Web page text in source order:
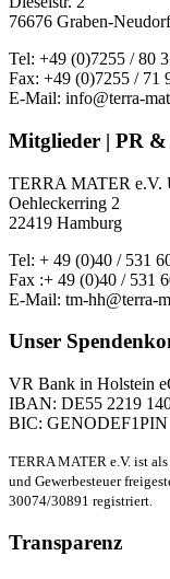
76676 Graben-Neudorf
Tel: +49 (0)7255 / 80
Fax: +49 (0)7255 / 71
E-Mail: info@terra-
Mitglieder | PR
TERRA MATER e.V.
Oehleckerring 2
22419 Hamburg
Tel: + 49 (0)40 / 531
Fax :+ 49 (0)40 / 531
E-Mail: tm-hh@terra-
Unser
VR Bank in Holstein
IBAN: DE55 2219
BIC: GENODEF1PIN
TERRA MATER e.V. ist
und Gewerbesteuer
30074/30891 registriert.
Transparenz